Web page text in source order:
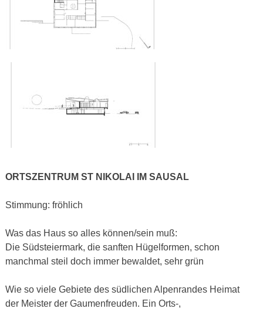
ORTSZENTRUM ST NIKOLAI IM SAUSAL
Stimmung: fröhlich
Was das Haus so alles können/sein muß:
Die Südsteiermark, die sanften Hügelformen, schon
manchmal steil doch immer bewaldet, sehr grün
Wie so viele Gebiete des südlichen Alpenrandes Heimat
der Meister der Gaumenfreuden. Ein Orts-,